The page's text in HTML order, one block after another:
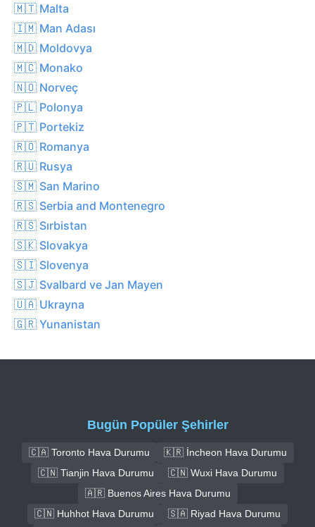
🇲🇹 Malta
🇮🇲 Man Adası
🇲🇩 Moldovya
🇲🇨 Monako
🇳🇴 Norveç
🇵🇱 Polonya
🇵🇹 Portekiz
🇷🇴 Romanya
🇷🇺 Rusya
🇸🇲 San Marino
🇷🇸 Serbia and Montenegro
🇷🇸 Sırbistan
🇸🇰 Slovakya
🇸🇮 Slovenya
🇸🇯 Svalbard ve Jan Mayen
🇺🇦 Ukrayna
🇬🇷 Yunanistan
Bugün Popüler Şehirler
🇨🇦 Toronto Hava Durumu
🇰🇷 İncheon Hava Durumu
🇨🇳 Tianjin Hava Durumu
🇨🇳 Wuxi Hava Durumu
🇦🇷 Buenos Aires Hava Durumu
🇨🇳 Huhhot Hava Durumu
🇸🇦 Riyad Hava Durumu